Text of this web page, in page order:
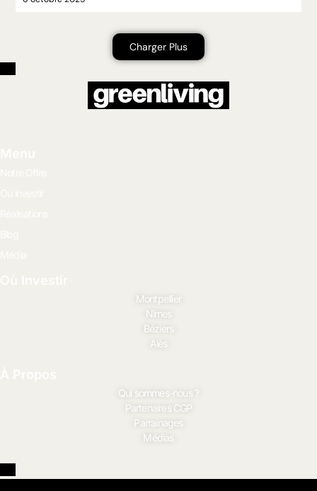
Charger Plus
Montpellier
Nîmes
Béziers
Alès
Qui sommes-nous ?
Partenaires CGP
Parrainages
Médias